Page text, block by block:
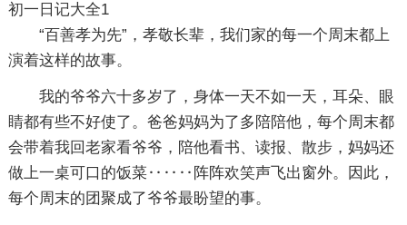
初一日记大全1
“百善孝为先”，孝敬长辈，我们家的每一个周末都上
演着这样的故事。
我的爷爷六十多岁了，身体一天不如一天，耳朵、眼
睛都有些不好使了。爸爸妈妈为了多陪陪他，每个周末都
会带着我回老家看爷爷，陪他看书、读报、散步，妈妈还
做上一桌可口的饭菜‥‥‥阵阵欢笑声飞出窗外。因此，
每个周末的团聚成了爷爷最盼望的事。